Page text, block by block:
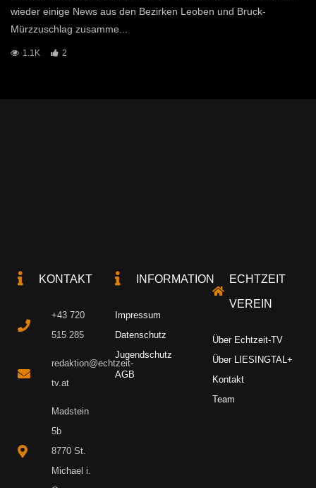
wieder einige News aus den Bezirken Leoben und Bruck-
Mürzzuschlag zusamme...
1.1K 2
KONTAKT
+43 720
515 285
redaktion@echtzeit-
tv.at
Madstein
5b
8770 St.
Michael i.
INFORMATION
Impressum
Datenschutz
Jugendschutz
AGB
ECHTZEIT
VEREIN
Über Echtzeit-TV
Über LIESINGTAL+
Kontakt
Team